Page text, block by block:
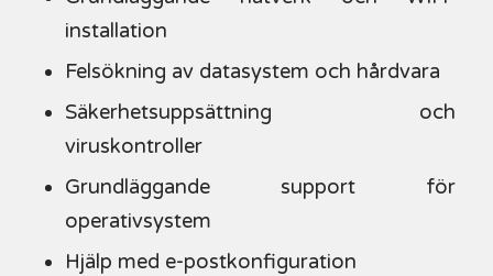
installation
Felsökning av datasystem och hårdvara
Säkerhetsuppsättning och
viruskontroller
Grundläggande support för
operativsystem
Hjälp med e-postkonfiguration